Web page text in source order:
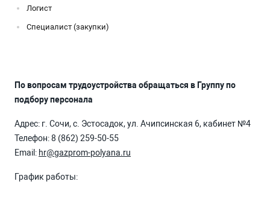
Логист
Специалист (закупки)
По вопросам трудоустройства обращаться в Группу по
подбору персонала
Адрес: г. Сочи, с. Эстосадок, ул. Ачипсинская 6, кабинет №4
Телефон:8 (862) 259-50-55
Email: hr@gazprom-polyana.ru
График работы: